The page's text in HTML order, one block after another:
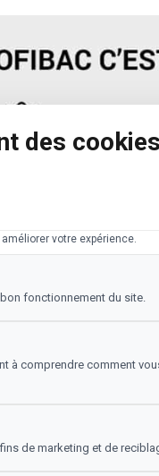
Vous êtes un
des cookies
votre expérience.
fonctionnement du site.
à comprendre comment
de marketing et de